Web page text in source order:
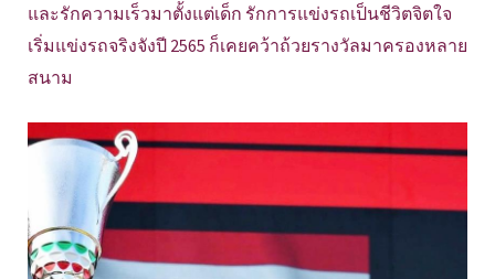
และรักความเร็วมาตั้งแต่เด็ก รักการแข่งรถเป็นชีวิตจิตใจ
เริ่มแข่งรถจริงจังปี 2565 ก็เคยคว้าถ้วยรางวัลมาครองหลาย
สนาม